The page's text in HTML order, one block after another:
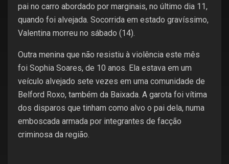
pai no carro abordado por marginais, no último dia 11,
quando foi alvejada. Socorrida em estado gravíssimo,
Valentina morreu no sábado (14).
Outra menina que não resistiu à violência este mês
foi Sophia Soares, de 10 anos. Ela estava em um
veículo alvejado sete vezes em uma comunidade de
Belford Roxo, também da Baixada. A garota foi vítima
dos disparos que tinham como alvo o pai dela, numa
emboscada armada por integrantes de facção
criminosa da região.